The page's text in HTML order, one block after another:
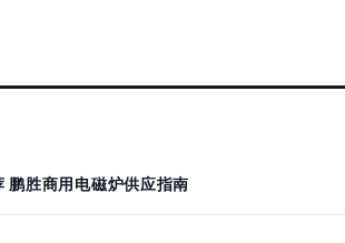
鹏胜商用电磁炉供应指南